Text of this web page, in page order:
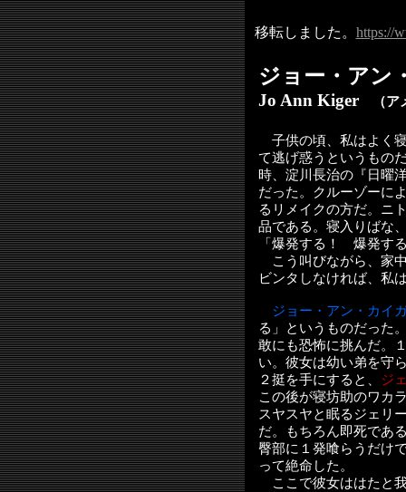
移転しました。 https://
ジョー・アン
Jo Ann Kiger （ア
子供の頃、私はよく
て逃げ惑うというもの
時、淀川長治の『日曜
だった。クルーゾーに
るリメイクの方だ。ニ
品である。寝入りばな
「爆発する！ 爆発す
こう叫びながら、家
ビンタしなければ、私
ジョー・アン・カイ
る」というものだった
敢にも恐怖に挑んだ。
い。彼女は幼い弟を守
２挺を手にすると、 ジ
この後が寝坊助のワカ
スヤスヤと眠るジェリ
だ。もちろん即死であ
臀部に１発喰らうだけ
って絶命した。
ここで彼女ははたと